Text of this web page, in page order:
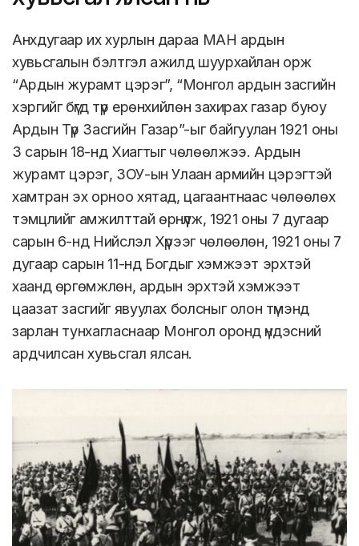
Анхдугаар их хурлын дараа МАН ардын
хувьсгалын бэлтгэл ажилд шуурхайлан орж
“Ардын журамт цэрэг”, “Монгол ардын засгийн
хэргийг бүгд түр ерөнхийлөн захирах газар буюу
Ардын Түр Засгийн Газар”-ыг байгуулан 1921 оны
3 сарын 18-нд Хиагтыг чөлөөлжээ. Ардын
журамт цэрэг, ЗОУ-ын Улаан армийн цэрэгтэй
хамтран эх орноо хятад, цагаантнаас чөлөөлөх
тэмцлийг амжилттай өрнүүлж, 1921 оны 7 дугаар
сарын 6-нд Нийслэл Хүрээг чөлөөлөн, 1921 оны 7
дугаар сарын 11-нд Богдыг хэмжээт эрхтэй
хаанд өргөмжлөн, ардын эрхтэй хэмжээт
цаазат засгийг явуулах болсныг олон түмэнд
зарлан тунхагласнаар Монгол оронд үндэсний
ардчилсан хувьсгал ялсан.